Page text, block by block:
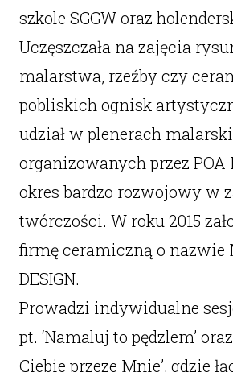
szkole SGGW oraz
Uczęszczała na zajęcia
malarstwa, rzeźby czy
pobliskich ognisk
udział w plenerach
organizowanych przez
okres bardzo rozwojowy w
twórczości. W roku 2015
firmę ceramiczną o nazwie
DESIGN.
Prowadzi indywidualne
pt. ‘Namaluj to pędzlem’
Ciebie przeze Mnie’, gdzie